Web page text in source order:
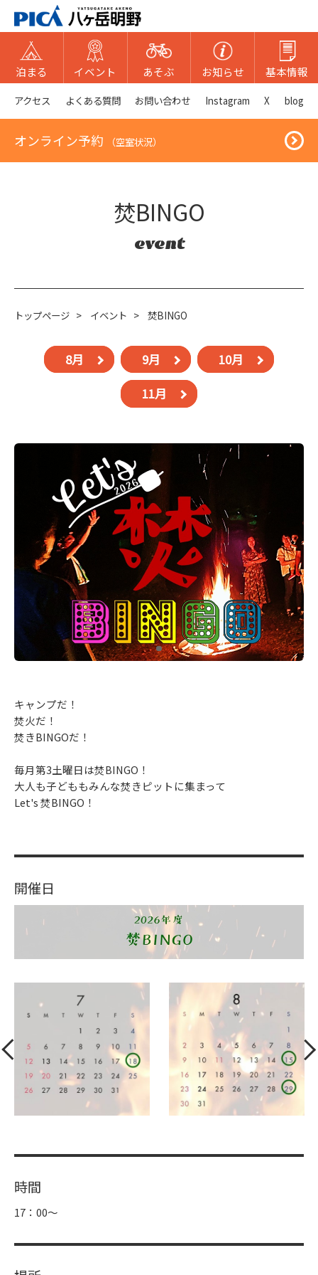
泊まる イベント あそぶ お知らせ 基本情報
アクセス よくある質問 お問い合わせ Instagram X blog
オンライン予約 （空室状況）
焚BINGO
event
トップページ > イベント > 焚BINGO
8月 9月 10月
11月
キャンプだ！
焚火だ！
焚きBINGOだ！
毎月第3土曜日は焚BINGO！
大人も子どももみんな焚きピットに集まって
Let's 焚BINGO！
開催日
時間
17：00～